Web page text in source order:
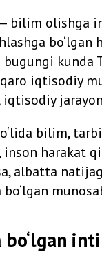
bilim olishga
kunda
iqtisodiy
iqtisodiy
bilim,
harakat
albatta
bo‘lgan